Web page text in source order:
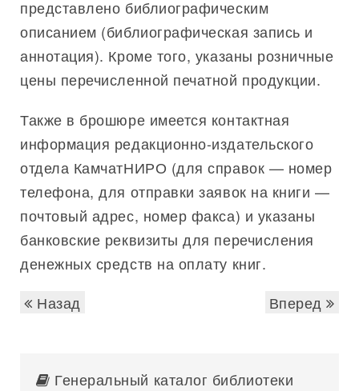
представлено библиографическим
описанием (библиографическая запись и
аннотация). Кроме того, указаны розничные
цены перечисленной печатной продукции.
Также в брошюре имеется контактная
информация редакционно-издательского
отдела КамчатНИРО (для справок — номер
телефона, для отправки заявок на книги —
почтовый адрес, номер факса) и указаны
банковские реквизиты для перечисления
денежных средств на оплату книг.
Назад
Вперед
Генеральный каталог библиотеки